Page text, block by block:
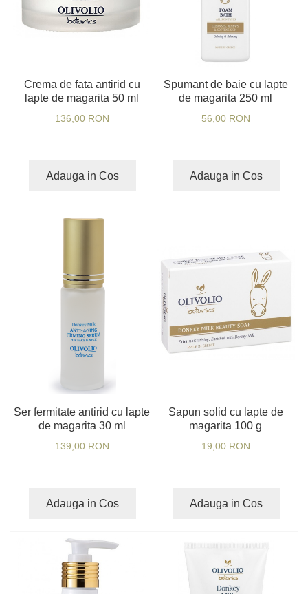
Crema de fata antirid cu
lapte de magarita 50 ml
136,00 RON
Adauga in Cos
Spumant de baie cu lapte
de magarita 250 ml
56,00 RON
Adauga in Cos
Ser fermitate antirid cu lapte
de magarita 30 ml
139,00 RON
Adauga in Cos
Sapun solid cu lapte de
magarita 100 g
19,00 RON
Adauga in Cos